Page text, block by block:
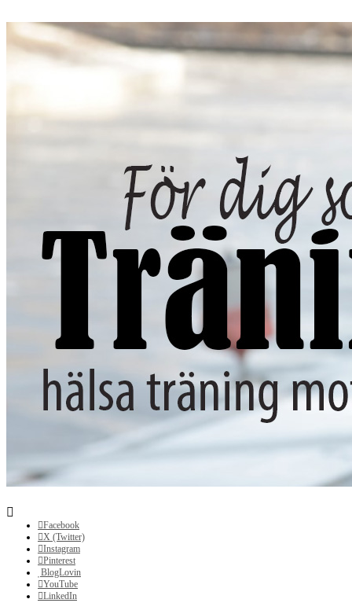
Facebook
X (Twitter)
Instagram
Pinterest
BlogLovin
YouTube
LinkedIn